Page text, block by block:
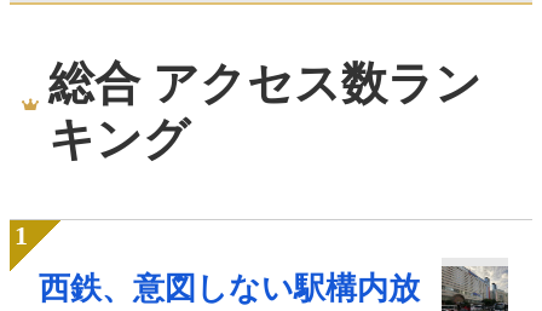
総合 アクセス数ラン
キング
西鉄、意図しない駅構内放